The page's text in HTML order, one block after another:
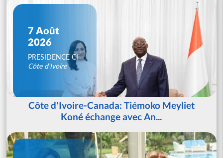
7 Août
2026
PRESIDENCE CI
Côte d'Ivoire
Côte d'Ivoire-Canada: Tiémoko Meyliet
Koné échange avec An...